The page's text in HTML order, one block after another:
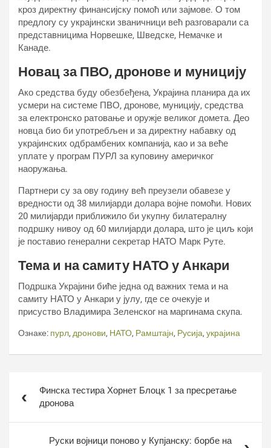
кроз директну финансијску помоћ или зајмове. О том
предлогу су украјински званичници већ разговарали са
представницима Норвешке, Шведске, Немачке и
Канаде.
Новац за ПВО, дронове и муницију
Ако средства буду обезбеђена, Украјина планира да их
усмери на системе ПВО, дронове, муницију, средства
за електронско ратовање и оружје великог домета. Део
новца био би употребљен и за директну набавку од
украјинских одбрамбених компанија, као и за веће
уплате у програм ПУРЛ за куповину америчког
наоружања.
Партнери су за ову годину већ преузели обавезе у
вредности од 38 милијарди долара војне помоћи. Нових
20 милијарди приближило би укупну билатералну
подршку нивоу од 60 милијарди долара, што је циљ који
је поставио генерални секретар НАТО Марк Руте.
Тема и на самиту НАТО у Анкари
Подршка Украјини биће једна од важних тема и на
самиту НАТО у Анкари у јулу, где се очекује и
присуство Владимира Зеленског на маргинама скупа.
Ознаке: пурл, дронови, НАТО, Рамштајн, Русија, украјина
чланкаФинска тестира Хорнет Блоцк 1 за пресретање
дронова
Руски војници поново у Купјанску: борбе на